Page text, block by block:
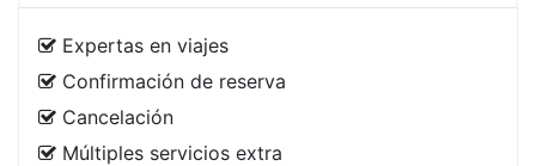
Expertas en viajes
Confirmación de reserva
Cancelación
Múltiples servicios extra